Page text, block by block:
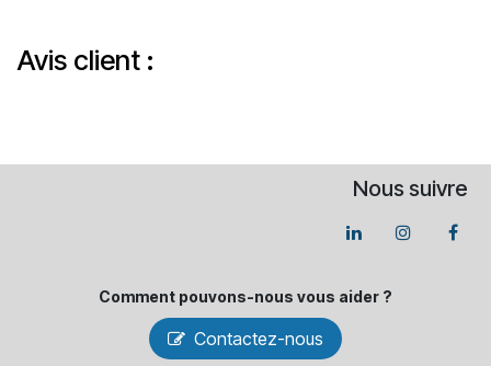
Avis client :
Nous suivre
Comment pouvons-​nous vous aider ?
Contactez-nous